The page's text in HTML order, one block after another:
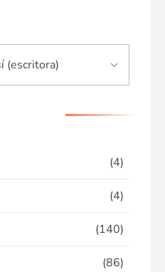
(4)
(4)
(140)
(86)